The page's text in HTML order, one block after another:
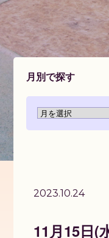
月別で探す
2023.10.24
11月15日(